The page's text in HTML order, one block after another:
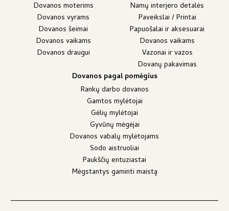
Dovanos moterims
Dovanos vyrams
Dovanos šeimai
Dovanos vaikams
Dovanos draugui
Namų interjero detalės
Paveikslai / Printai
Papuošalai ir aksesuarai
Dovanos vaikams
Vazonai ir vazos
Dovanų pakavimas
Dovanos pagal pomėgius
Rankų darbo dovanos
Gamtos mylėtojai
Gėlių mylėtojai
Gyvūnų mėgėjai
Dovanos vabalų mylėtojams
Sodo aistruoliai
Paukščių entuziastai
Mėgstantys gaminti maistą